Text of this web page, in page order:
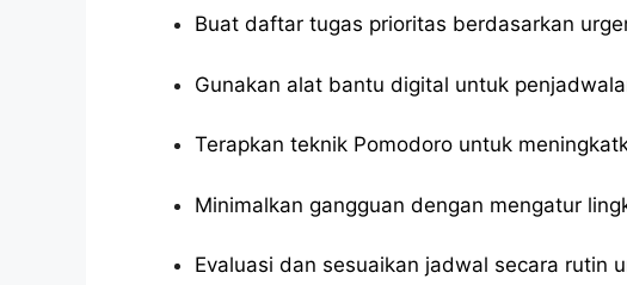
Buat daftar tugas prioritas berdasarkan
Gunakan alat bantu digital untuk
Terapkan teknik Pomodoro untuk
Minimalkan gangguan dengan mengatur
Evaluasi dan sesuaikan jadwal secara rutin